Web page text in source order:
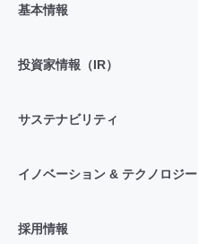
基本情報
投資家情報（IR）
サステナビリティ
イノベーション & テクノロジー
採用情報